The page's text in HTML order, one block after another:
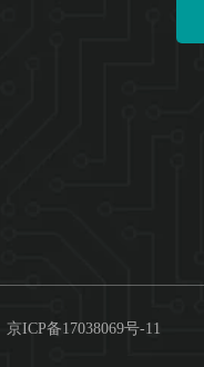
京ICP备17038069号-11